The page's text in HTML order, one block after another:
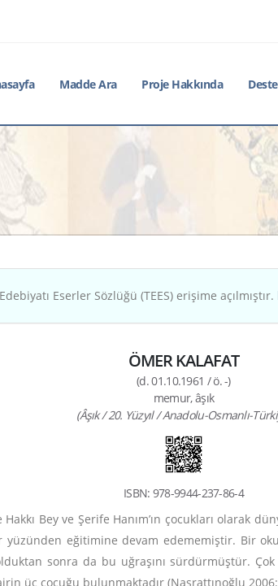
Madde Ara Proje Hakkında
Eserler Sözlüğü (TEES) erişime açılmıştır.
ÖMER KALAFAT
(d. 01.10.1961 / ö. -)
memur, âşık
(Âşık / 20. Yüzyıl / Anadolu-Osmanlı-
ISBN: 978-9944-237-86-4
Bey ve Şerife Hanım’ın çocukları olarak
eğitimine devam edememiştir. Bir
sonra da bu uğraşını sürdürmüştür. Çok
üç çocuğu bulunmaktadır (Nasrattınoğlu